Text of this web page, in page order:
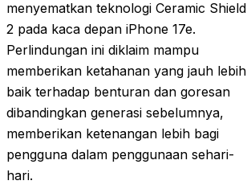
menyematkan teknologi Ceramic Shield
2 pada kaca depan iPhone 17e.
Perlindungan ini diklaim mampu
memberikan ketahanan yang jauh lebih
baik terhadap benturan dan goresan
dibandingkan generasi sebelumnya,
memberikan ketenangan lebih bagi
pengguna dalam penggunaan sehari-
hari.